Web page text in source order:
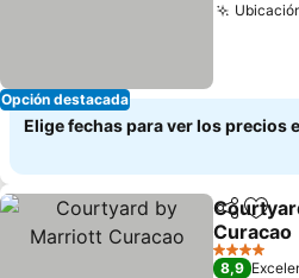
Opción destacada
Elige fechas para ver los precios
Compartir
Curacao
Ver
4 Estrellas
8,9